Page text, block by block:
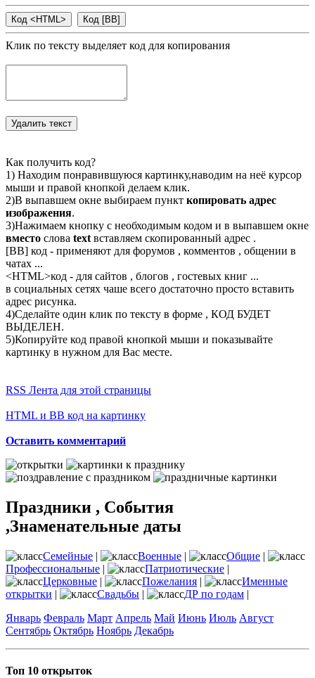
Клик по тексту выделяет код для копирования
Как получить код?
1) Находим понравившуюся картинку,наводим на неё курсор
мыши и правой кнопкой делаем клик.
2)В выпавшем окне выбираем пункт копировать адрес
изображения.
3)Нажимаем кнопку с необходимым кодом и в выпавшем окне
вместо слова text вставляем скопированный адрес .
[BB] код - применяют для форумов , комментов , общении в
чатах ...
<HTML>код - для сайтов , блогов , гостевых книг ...
в социальных сетях чаше всего достаточно просто вставить
адрес рисунка.
4)Сделайте один клик по тексту в форме , КОД БУДЕТ
ВЫДЕЛЕН.
5)Копируйте код правой кнопкой мыши и показывайте
картинку в нужном для Вас месте.
RSS Лента для этой страницы
HTML и BB код на картинку
Оставить комментарий
Праздники , События
,Знаменательные даты
Семейные | Военные | Общие |
Профессиональные | Патриотические |
Церковные | Пожелания |
Именные
открытки | Свадьбы | ДР по годам |
Январь Февраль Март Апрель Май Июнь Июль Август
Сентябрь Октябрь Ноябрь Декабрь
Топ 10 открыток